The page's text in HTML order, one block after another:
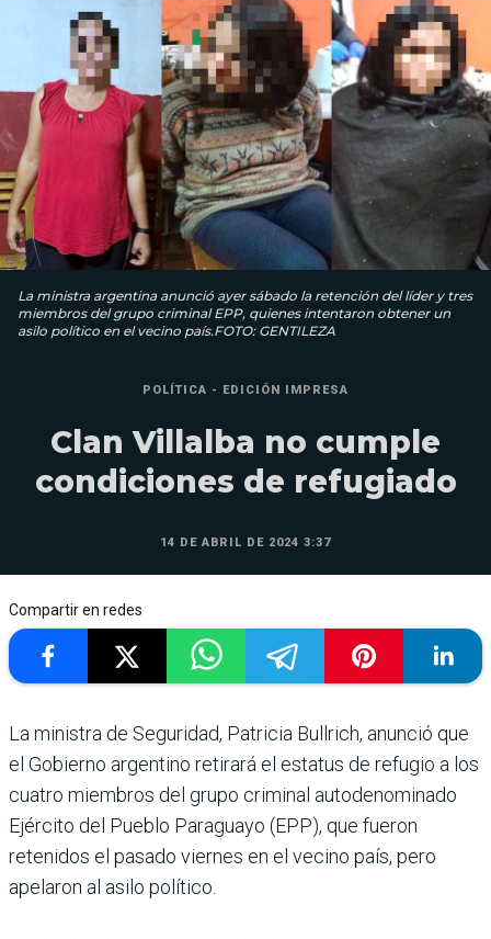
La ministra argentina anunció ayer sábado la retención del líder y tres
miembros del grupo criminal EPP, quienes intentaron obtener un
asilo político en el vecino país.FOTO: GENTILEZA
POLÍTICA - EDICIÓN IMPRESA
Clan Villalba no cumple
condiciones de refugiado
14 DE ABRIL DE 2024 3:37
Compartir en redes
La ministra de Segu­ridad, Patricia Bull­rich, anunció que
el Gobierno argentino retirará el estatus de refugio a los
cua­tro miembros del grupo cri­minal autodenominado
Ejér­cito del Pueblo Paraguayo (EPP), que fueron
retenidos el pasado viernes en el vecino país, pero
apelaron al asilo político.